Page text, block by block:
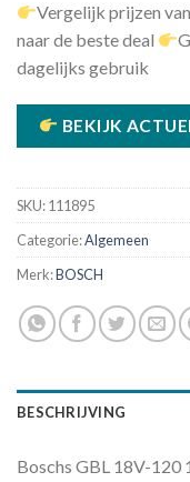
was:
Vergelijk prijzen
naar de beste deal
dagelijks gebruik
BEKIJK
SKU:111895
Categorie:Algemeen
Merk:BOSCH
BESCHRIJVING
Boschs GBL 18V-120